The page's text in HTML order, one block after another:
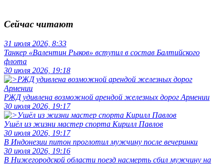
Сейчас читают
31 июля 2026, 8:33
Танкер «Валентин Рыков» вступил в состав Балтийского
флота
30 июля 2026, 19:18
РЖД удивлена возможной арендой железных дорог Армении
30 июля 2026, 19:17
Ушёл из жизни мастер спорта Кирилл Павлов
30 июля 2026, 19:17
В Индонезии питон проглотил мужчину после вечеринки
30 июля 2026, 19:16
В Нижегородской области поезд насмерть сбил мужчину на